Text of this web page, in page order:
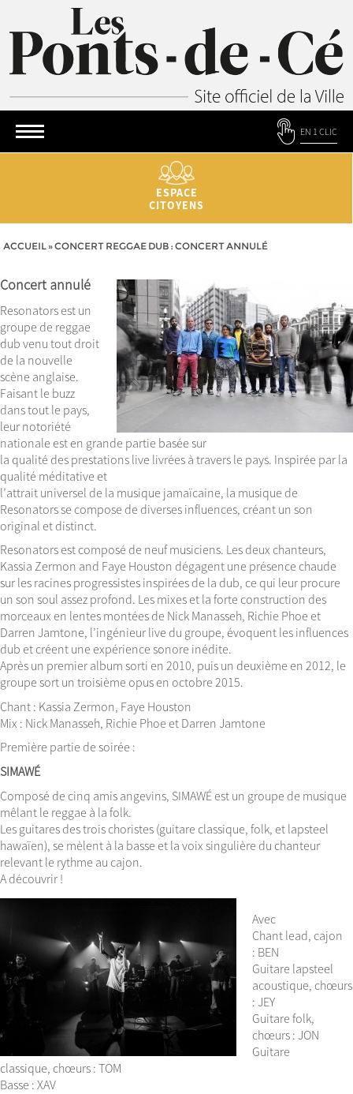
EN 1 CLIC
ESPACE
CITOYENS
ACCUEIL»CONCERT REGGAE DUB : CONCERT ANNULÉ
Concert annulé
Resonators est un
groupe de reggae
dub venu tout droit
de la nouvelle
scène anglaise.
Faisant le buzz
dans tout le pays,
leur notoriété
nationale est en grande partie basée sur
la qualité des prestations live livrées à travers le pays. Inspirée par la
qualité méditative et
l’attrait universel de la musique jamaïcaine, la musique de
Resonators se compose de diverses influences, créant un son
original et distinct.
Resonators est composé de neuf musiciens. Les deux chanteurs,
Kassia Zermon and Faye Houston dégagent une présence chaude
sur les racines progressistes inspirées de la dub, ce qui leur procure
un son soul assez profond. Les mixes et la forte construction des
morceaux en lentes montées de Nick Manasseh, Richie Phoe et
Darren Jamtone, l’ingénieur live du groupe, évoquent les influences
dub et créent une expérience sonore inédite.
Après un premier album sorti en 2010, puis un deuxième en 2012, le
groupe sort un troisième opus en octobre 2015.
Chant : Kassia Zermon, Faye Houston
Mix : Nick Manasseh, Richie Phoe et Darren Jamtone
Première partie de soirée :
SIMAWÉ
Composé de cinq amis angevins, SIMAWÉ est un groupe de musique
mêlant le reggae à la folk.
Les guitares des trois choristes (guitare classique, folk, et lapsteel
hawaïen), se mèlent à la basse et la voix singulière du chanteur
relevant le rythme au cajon.
A découvrir !
Avec
Chant lead, cajon
: BEN
Guitare lapsteel
acoustique, chœurs
: JEY
Guitare folk,
chœurs : JON
Guitare
classique, chœurs : TOM
Basse : XAV